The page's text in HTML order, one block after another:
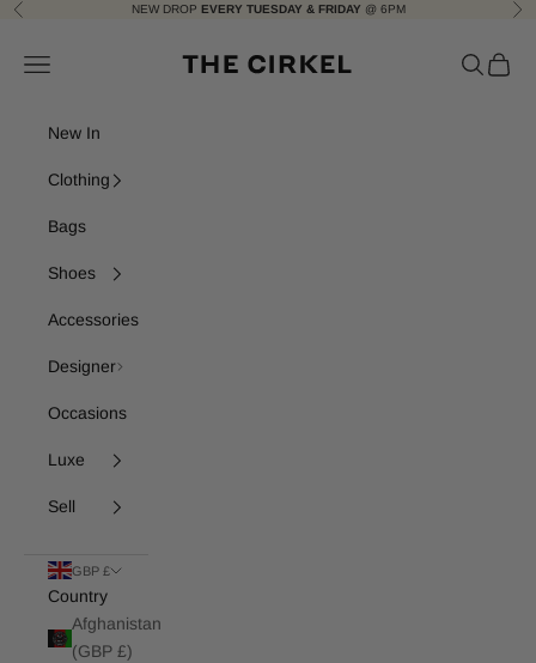
Skip to content
Previous NEW DROP EVERY TUESDAY & FRIDAY @ 6PM
Navigation menu Search
Cart
New In
Clothing
Bags
Shoes
Accessories
Designer
Occasions
Luxe
Sell
GBP £
Country
Afghanistan
(GBP £)